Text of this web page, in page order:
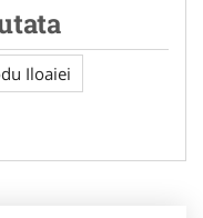
Iloaiei